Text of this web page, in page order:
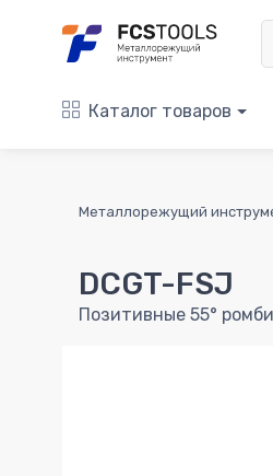
Каталог товаров
Металлорежущий
DCGT-FSJ
Позитивные 55°